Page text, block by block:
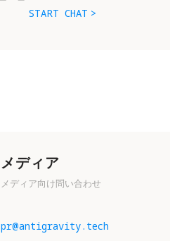
START CHAT
メディア
メディア向け問い合わせ
pr@antigravity.techますか？ ぜひメー